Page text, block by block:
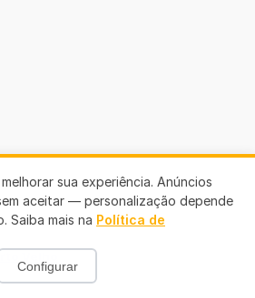
Velho
sua experiência. Anúncios
aceitar — personalização depende
Saiba mais na Política de
Configurar